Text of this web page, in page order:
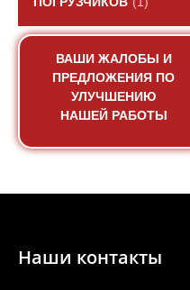
ВАШИ ЖАЛОБЫ И
ПРЕДЛОЖЕНИЯ ПО
УЛУЧШЕНИЮ
НАШЕЙ РАБОТЫ
Наши контакты